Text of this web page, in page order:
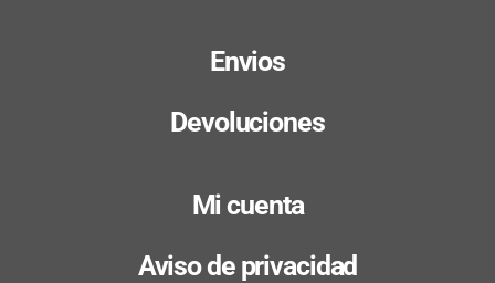
Envios
Devoluciones
Mi cuenta
Aviso de privacidad